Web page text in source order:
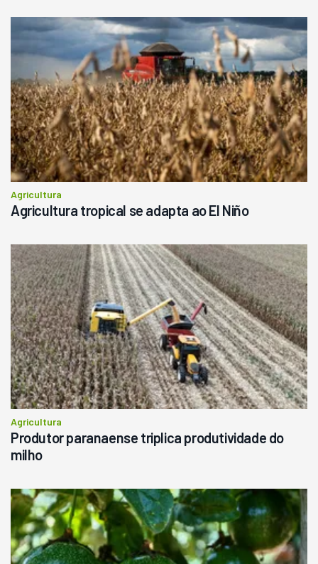
R$ 145.000
Consultar
Agricultura
Agricultura tropical se adapta ao El Niño
Agricultura
Produtor paranaense triplica produtividade do
milho